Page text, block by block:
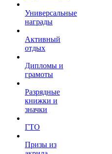
Универсальные
награды
Активный
отдых
Дипломы и
грамоты
Разрядные
книжки и
значки
ГТО
Призы из